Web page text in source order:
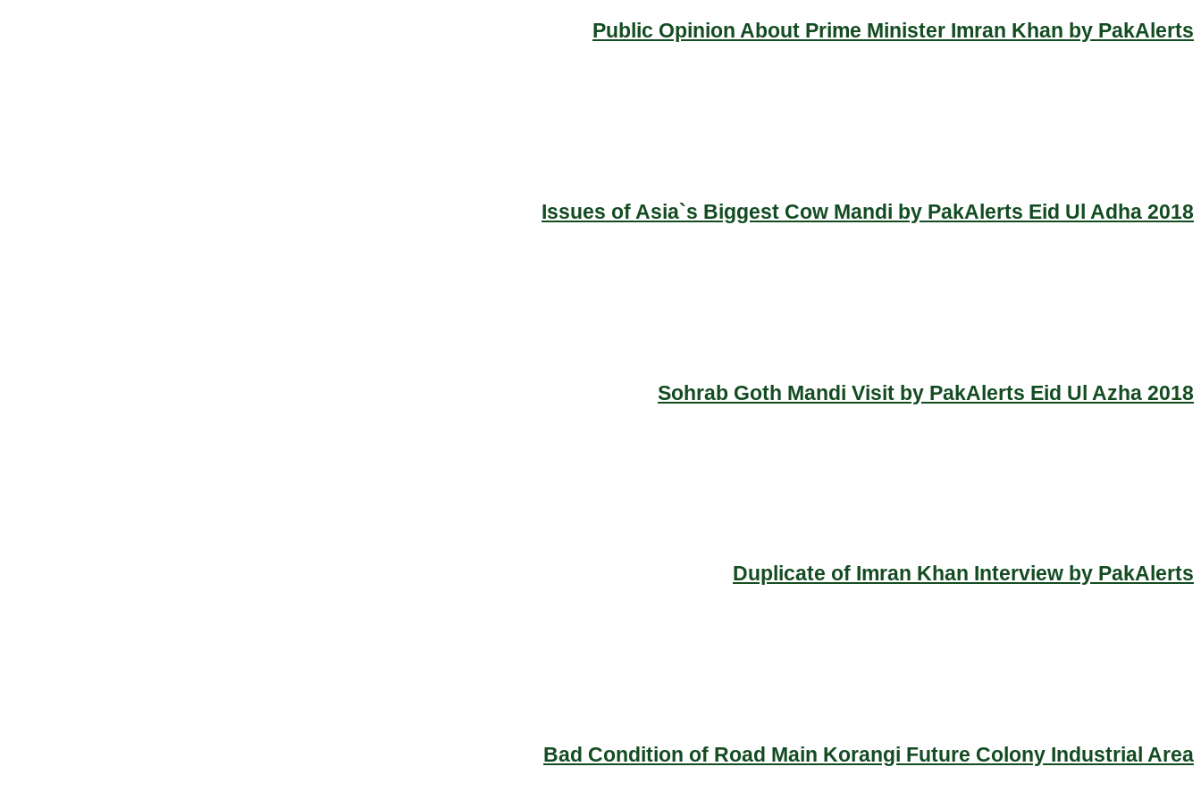
Public Opinion About Prime Minister Imran Khan by PakAlerts
Issues of Asia`s Biggest Cow Mandi by PakAlerts Eid Ul Adha 2018
Sohrab Goth Mandi Visit by PakAlerts Eid Ul Azha 2018
Duplicate of Imran Khan Interview by PakAlerts
Bad Condition of Road Main Korangi Future Colony Industrial Area